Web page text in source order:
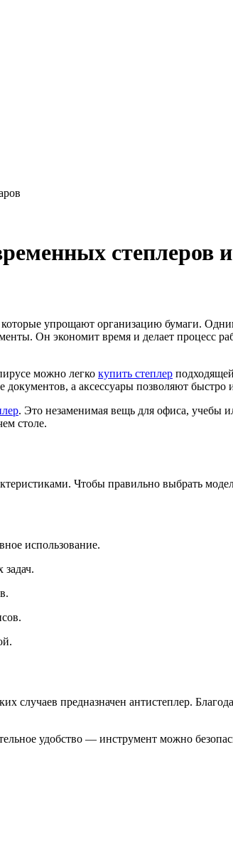
степлеров и
упрощают организацию бумаги. Одним
Он экономит время и делает процесс
можно легко купить степлер
а аксессуары позволяют быстро
. Это незаменимая вещь для офиса, учебы
столе.
Чтобы правильно выбрать
использование.
случаев предназначен антистеплер.
удобство — инструмент можно